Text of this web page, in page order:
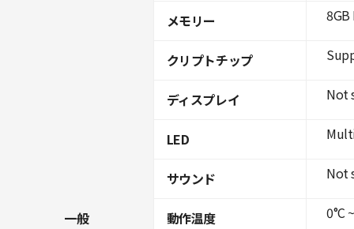
一般
メモリー
クリプトチップ
ディスプレイ
LED
サウンド
動作温度
8GB
Not
Not
0°C